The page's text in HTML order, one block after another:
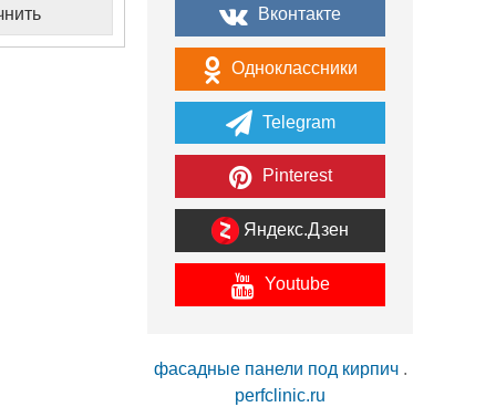
Вконтакте
Одноклассники
Telegram
Pinterest
Яндекс.Дзен
Youtube
фасадные панели под кирпич.
perfclinic.ru